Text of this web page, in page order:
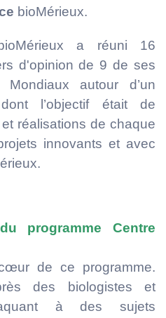
bioMérieux.
a réuni 16
d'opinion de 9 de ses
Mondiaux autour d’un
l’objectif était de
réalisations de chaque
innovants et avec
programme Centre
de ce programme.
des biologistes et
à des sujets